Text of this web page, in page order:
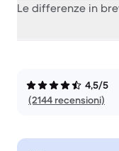
Le differenze in
4,5/5
(2144 recensioni)